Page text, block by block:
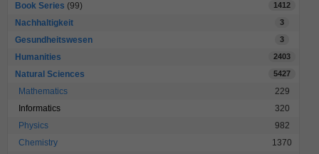
Book Series (99) 1412
Nachhaltigkeit 3
Gesundheitswesen 3
Humanities 2403
Natural Sciences 5427
Mathematics
229
Informatics
320
Physics
982
Chemistry
1370